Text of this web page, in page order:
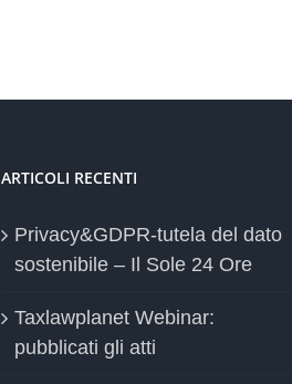
ARTICOLI RECENTI
Privacy&GDPR-tutela del dato
sostenibile – Il Sole 24 Ore
Taxlawplanet Webinar:
pubblicati gli atti